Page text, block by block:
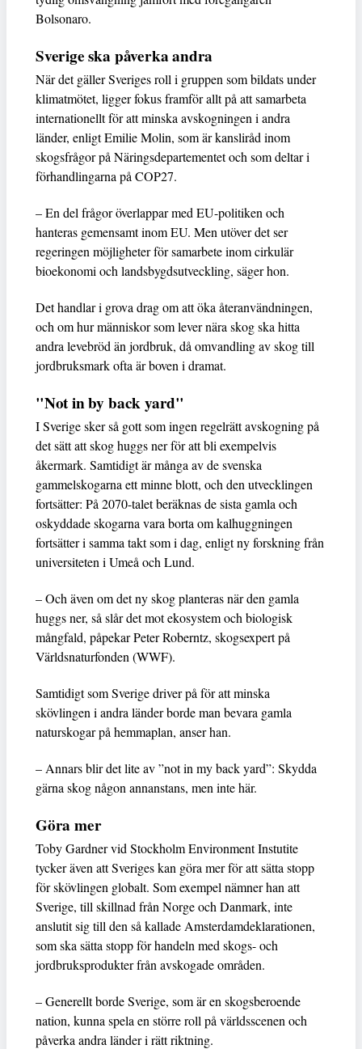
Bolsonaro.
Sverige ska påverka andra
När det gäller Sveriges roll i gruppen som bildats under
klimatmötet, ligger fokus framför allt på att samarbeta
internationellt för att minska avskogningen i andra
länder, enligt Emilie Molin, som är kansliråd inom
skogsfrågor på Näringsdepartementet och som deltar i
förhandlingarna på COP27.
– En del frågor överlappar med EU-politiken och
hanteras gemensamt inom EU. Men utöver det ser
regeringen möjligheter för samarbete inom cirkulär
bioekonomi och landsbygdsutveckling, säger hon.
Det handlar i grova drag om att öka återanvändningen,
och om hur människor som lever nära skog ska hitta
andra levebröd än jordbruk, då omvandling av skog till
jordbruksmark ofta är boven i dramat.
"Not in by back yard"
I Sverige sker så gott som ingen regelrätt avskogning på
det sätt att skog huggs ner för att bli exempelvis
åkermark. Samtidigt är många av de svenska
gammelskogarna ett minne blott, och den utvecklingen
fortsätter: På 2070-talet beräknas de sista gamla och
oskyddade skogarna vara borta om kalhuggningen
fortsätter i samma takt som i dag, enligt ny forskning från
universiteten i Umeå och Lund.
– Och även om det ny skog planteras när den gamla
huggs ner, så slår det mot ekosystem och biologisk
mångfald, påpekar Peter Roberntz, skogsexpert på
Världsnaturfonden (WWF).
Samtidigt som Sverige driver på för att minska
skövlingen i andra länder borde man bevara gamla
naturskogar på hemmaplan, anser han.
– Annars blir det lite av ”not in my back yard”: Skydda
gärna skog någon annanstans, men inte här.
Göra mer
Toby Gardner vid Stockholm Environment Instutite
tycker även att Sveriges kan göra mer för att sätta stopp
för skövlingen globalt. Som exempel nämner han att
Sverige, till skillnad från Norge och Danmark, inte
anslutit sig till den så kallade Amsterdamdeklarationen,
som ska sätta stopp för handeln med skogs- och
jordbruksprodukter från avskogade områden.
– Generellt borde Sverige, som är en skogsberoende
nation, kunna spela en större roll på världsscenen och
påverka andra länder i rätt riktning.